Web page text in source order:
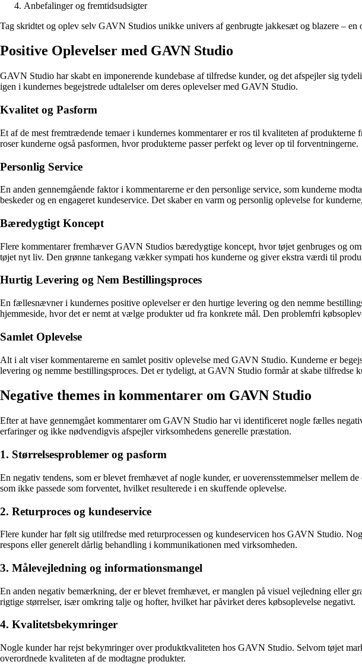
Anbefalinger og fremtidsudsigter
Tag skridtet og oplev selv GAVN Studios unikke univers af genbrugte jakkesæt og blazere –
Positive Oplevelser med GAVN Studio
GAVN Studio har skabt en imponerende kundebase af tilfredse kunder, og det afspejler sig
igen i kundernes begejstrede udtalelser om deres oplevelser med GAVN Studio.
Kvalitet og Pasform
Et af de mest fremtrædende temaer i kundernes kommentarer er ros til kvaliteten af
roser kunderne også pasformen, hvor produkterne passer perfekt og lever op til forventningerne.
Personlig Service
En anden gennemgående faktor i kommentarerne er den personlige service, som kunderne
beskeder og en engageret kundeservice. Det skaber en varm og personlig oplevelse for
Bæredygtigt Koncept
Flere kommentarer fremhæver GAVN Studios bæredygtige koncept, hvor tøjet genbruges og
tøjet nyt liv. Den grønne tankegang vækker sympati hos kunderne og giver ekstra værdi til
Hurtig Levering og Nem Bestillingsproces
En fællesnævner i kundernes positive oplevelser er den hurtige levering og den nemme
hjemmeside, hvor det er nemt at vælge produkter ud fra konkrete mål. Den problemfri
Samlet Oplevelse
Alt i alt viser kommentarerne en samlet positiv oplevelse med GAVN Studio. Kunderne er
levering og nemme bestillingsproces. Det er tydeligt, at GAVN Studio formår at skabe
Negative themes in kommentarer om GAVN Studio
Efter at have gennemgået kommentarer om GAVN Studio har vi identificeret nogle fælles
erfaringer og ikke nødvendigvis afspejler virksomhedens generelle præstation.
1. Størrelsesproblemer og pasform
En negativ tendens, som er blevet fremhævet af nogle kunder, er uoverensstemmelser mellem
som ikke passede som forventet, hvilket resulterede i en skuffende oplevelse.
2. Returproces og kundeservice
Flere kunder har følt sig utilfredse med returprocessen og kundeservicen hos GAVN Studio.
respons eller generelt dårlig behandling i kommunikationen med virksomheden.
3. Målevejledning og informationsmangel
En anden negativ bemærkning, der er blevet fremhævet, er manglen på visuel vejledning eller
rigtige størrelser, især omkring talje og hofter, hvilket har påvirket deres købsoplevelse negativt.
4. Kvalitetsbekymringer
Nogle kunder har rejst bekymringer over produktkvaliteten hos GAVN Studio. Selvom tøjet
overordnede kvaliteten af de modtagne produkter.